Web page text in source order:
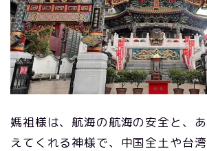
媽祖様は、航海の航海の安全と、
えてくれる神様で、中国全土や台